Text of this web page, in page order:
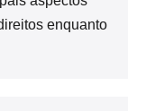
enquanto